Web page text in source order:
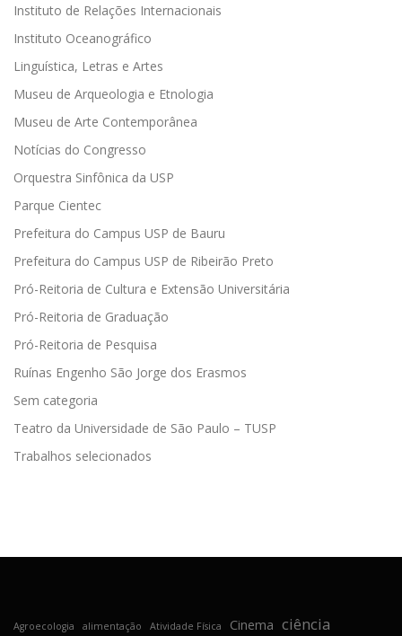
Instituto de Relações Internacionais
Instituto Oceanográfico
Linguística, Letras e Artes
Museu de Arqueologia e Etnologia
Museu de Arte Contemporânea
Notícias do Congresso
Orquestra Sinfônica da USP
Parque Cientec
Prefeitura do Campus USP de Bauru
Prefeitura do Campus USP de Ribeirão Preto
Pró-Reitoria de Cultura e Extensão Universitária
Pró-Reitoria de Graduação
Pró-Reitoria de Pesquisa
Ruínas Engenho São Jorge dos Erasmos
Sem categoria
Teatro da Universidade de São Paulo – TUSP
Trabalhos selecionados
Agroecologia alimentação Atividade Física Cinema ciência